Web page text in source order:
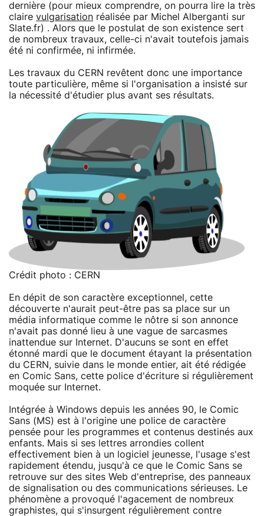
dernière (pour mieux comprendre, on pourra lire la très
claire vulgarisation réalisée par Michel Alberganti sur
Slate.fr) . Alors que le postulat de son existence sert
de nombreux travaux, celle-ci n'avait toutefois jamais
été ni confirmée, ni infirmée.
Les travaux du CERN revêtent donc une importance
toute particulière, même si l'organisation a insisté sur
la nécessité d'étudier plus avant ses résultats.
Crédit photo : CERN
En dépit de son caractère exceptionnel, cette
découverte n'aurait peut-être pas sa place sur un
média informatique comme le nôtre si son annonce
n'avait pas donné lieu à une vague de sarcasmes
inattendue sur Internet. D'aucuns se sont en effet
étonné mardi que le document étayant la présentation
du CERN, suivie dans le monde entier, ait été rédigée
en Comic Sans, cette police d'écriture si régulièrement
moquée sur Internet.
Intégrée à Windows depuis les années 90, le Comic
Sans (MS) est à l'origine une police de caractère
pensée pour les programmes et contenus destinés aux
enfants. Mais si ses lettres arrondies collent
effectivement bien à un logiciel jeunesse, l'usage s'est
rapidement étendu, jusqu'à ce que le Comic Sans se
retrouve sur des sites Web d'entreprise, des panneaux
de signalisation ou des communications sérieuses. Le
phénomène a provoqué l'agacement de nombreux
graphistes, qui s'insurgent régulièrement contre